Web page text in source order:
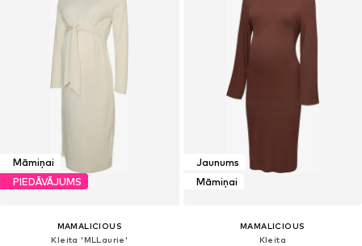
Māmiņai
PIEDĀVĀJUMS
MAMALICIOUS
Kleita 'MLLaurie'
Jaunums
Māmiņai
MAMALICIOUS
Kleita